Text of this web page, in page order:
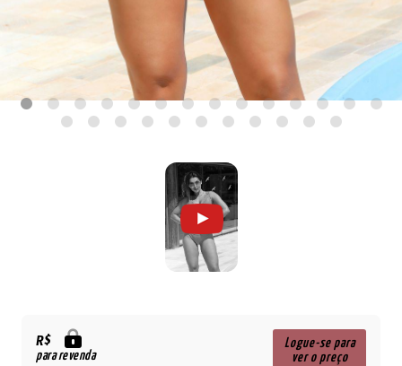
R$
para revenda
Logue-se para
ver o preço